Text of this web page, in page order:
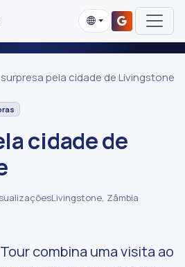
surpresa pela cidade de Livingstone
cidade de
Livingstone, Zâmbia
combina uma visita ao